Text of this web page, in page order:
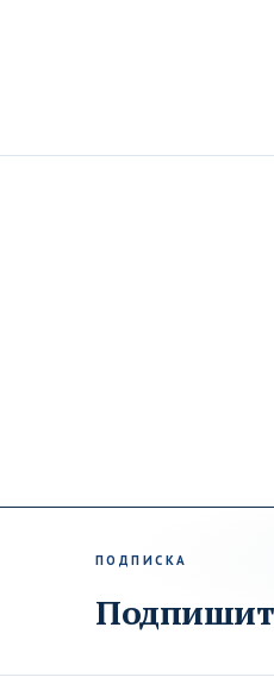
ПОДПИСКА